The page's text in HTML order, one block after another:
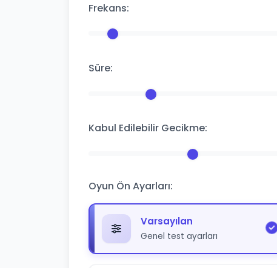
Frekans:
Süre:
Kabul Edilebilir Gecikme:
Oyun Ön Ayarları:
Varsayılan
Genel test ayarları